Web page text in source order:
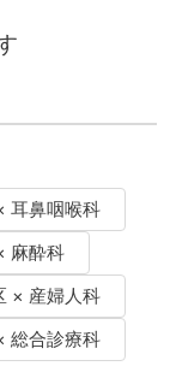
耳鼻咽喉科
麻酔科
× 産婦人科
総合診療科